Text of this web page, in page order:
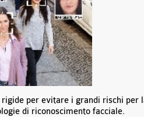
rigide per evitare i grandi rischi
di riconoscimento facciale.